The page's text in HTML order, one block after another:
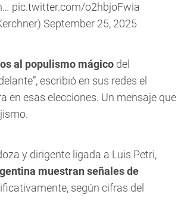
pic.twitter.com/o2hbjoFwia
September 25, 2025
al populismo mágico del
escribió en sus redes el
en esas elecciones. Un mensaje que
y dirigente ligada a Luis Petri,
muestran señales de
según cifras del